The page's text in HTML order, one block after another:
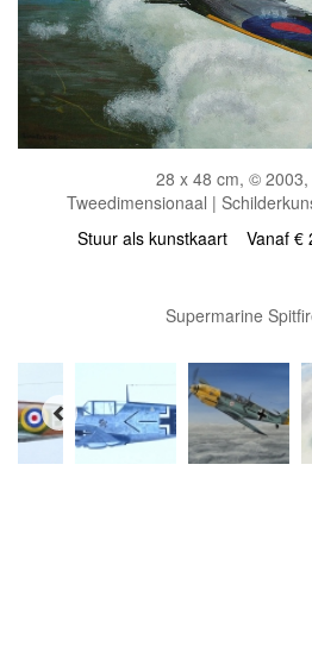
28 x 48 cm, ©
Tweedimensionaal |
Stuur als kunstkaart Vanaf €
Supermarine